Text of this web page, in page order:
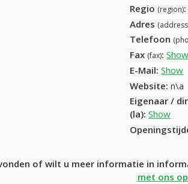
Regio (region):
Adres
Telefoon
Fax (fax): Show
E-Mail: Show
Website: n\a
Eigenaar /
(la): Show
of wilt u meer informatie in
met ons